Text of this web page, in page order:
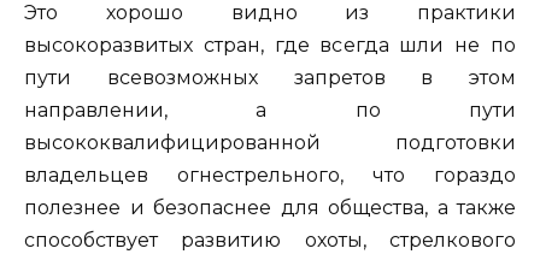
Это хорошо видно из практики
высокоразвитых стран, где всегда шли не по
пути всевозможных запретов в этом
направлении, а по пути
высококвалифицированной подготовки
владельцев огнестрельного, что гораздо
полезнее и безопаснее для общества, а также
способствует развитию охоты, стрелкового